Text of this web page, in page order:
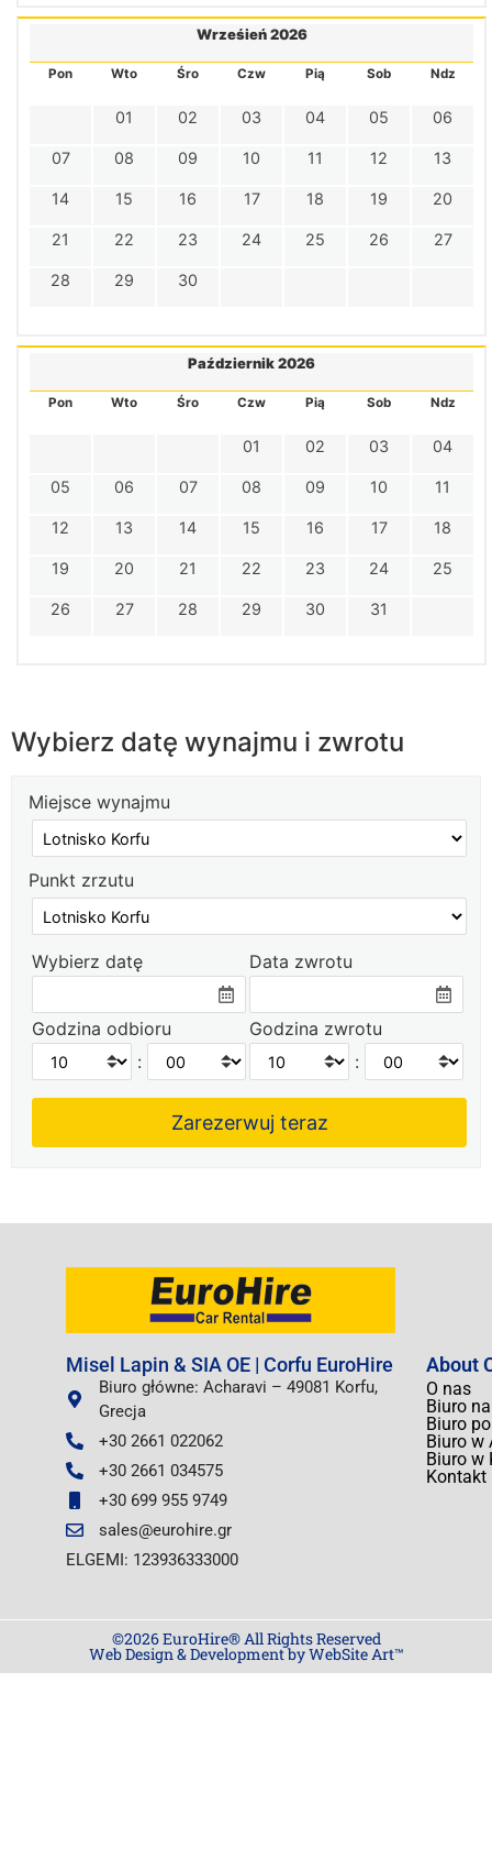
Wrześień 2026
Pon Wto Śro Czw Pią Sob Ndz
01 02 03 04 05 06
07 08 09 10 11 12 13
14 15 16 17 18 19 20
21 22 23 24 25 26 27
28 29 30
Październik 2026
Pon Wto Śro Czw Pią Sob Ndz
01 02 03 04
05 06 07 08 09 10 11
12 13 14 15 16 17 18
19 20 21 22 23 24 25
26 27 28 29 30 31
Wybierz datę wynajmu i zwrotu
Miejsce wynajmu
Punkt zrzutu
Wybierz datę
Godzina odbioru
:
Data zwrotu
Godzina zwrotu
:
Misel Lapin & SIA OE | Corfu EuroHire
Biuro główne: Acharavi – 49081 Korfu,
Grecja
+30 2661 022062
+30 2661 034575
+30 699 955 9749
sales@eurohire.gr
ELGEMI: 123936333000
About
O nas
Biuro
Biuro
Biuro w
Biuro w
Kontakt
©2026 EuroHire® All Rights Reserved
Web Design & Development by WebSite Art™